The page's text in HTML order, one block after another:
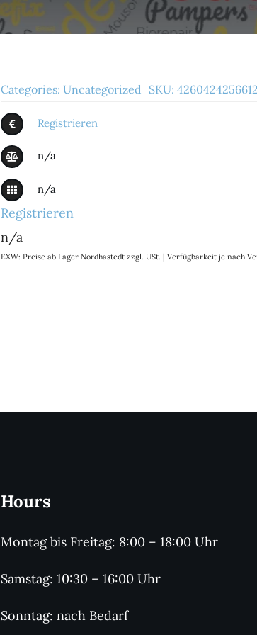
Categories:Uncategorized SKU:4260424256612
Registrieren
n/a
n/a
Registrieren
n/a
EXW: Preise ab Lager Nordhastedt zzgl. USt. | Verfügbarkeit je nach
Hours
Montag bis Freitag: 8:00 – 18:00 Uhr
Samstag: 10:30 – 16:00 Uhr
Sonntag: nach Bedarf